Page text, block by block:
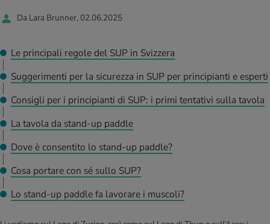
D’ATTUALITÀ NELL’AMBITO ALIMENTAZIONE
Fabbisogno calorico
Calcola il consumo calorico
Corsa & Jogging
Lavoro e salute
Rilassamento attivo
D’ATTUALITÀ NELL’AMBITO MEDICINA
Dolori ai nervi
Tool, test e quiz
Da Lara Brunner, 02.06.2025
Le principali regole del SUP in Svizzera
Suggerimenti per la sicurezza in SUP per principianti e esperti
Consigli per i principianti di SUP: i primi tentativi sulla tavola
La tavola da stand-up paddle
Dove è consentito lo stand-up paddle?
Cosa portare con sé sullo SUP?
Lo stand-up paddle fa lavorare i muscoli?